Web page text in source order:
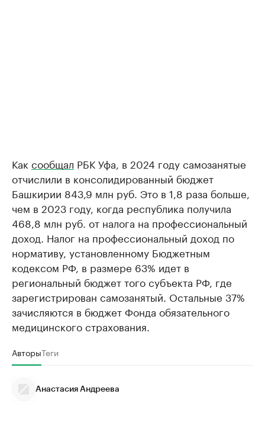
Как сообщал РБК Уфа, в 2024 году самозанятые
отчислили в консолидированный бюджет
Башкирии 843,9 млн руб. Это в 1,8 раза больше,
чем в 2023 году, когда республика получила
468,8 млн руб. от налога на профессиональный
доход. Налог на профессиональный доход по
нормативу, установленному Бюджетным
кодексом РФ, в размере 63% идет в
региональный бюджет того субъекта РФ, где
зарегистрирован самозанятый. Остальные 37%
зачисляются в бюджет Фонда обязательного
медицинского страхования.
АвторыТеги
Анастасия Андреева